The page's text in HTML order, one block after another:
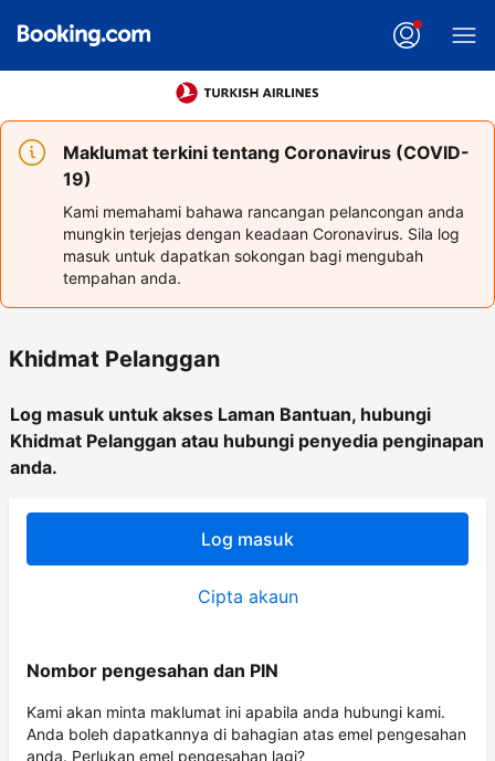
Maklumat terkini tentang Coronavirus (COVID-
19)
Kami memahami bahawa rancangan pelancongan anda
mungkin terjejas dengan keadaan Coronavirus. Sila log
masuk untuk dapatkan sokongan bagi mengubah
tempahan anda.
Khidmat Pelanggan
Log masuk untuk akses Laman Bantuan, hubungi
Khidmat Pelanggan atau hubungi penyedia penginapan
anda.
Log masuk
Cipta akaun
Nombor pengesahan dan PIN
Kami akan minta maklumat ini apabila anda hubungi kami.
Anda boleh dapatkannya di bahagian atas emel pengesahan
anda. Perlukan emel pengesahan lagi?